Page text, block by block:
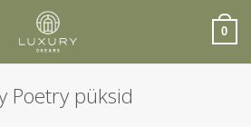
0
Poetry püksid